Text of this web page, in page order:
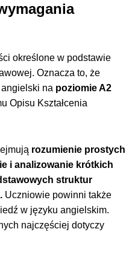
określone w podstawie
Oznacza to, że
na poziomie A2
Opisu Kształcenia
rozumienie prostych
i analizowanie krótkich
struktur
Uczniowie powinnitakże
w języku angielskim.
najczęściej dotyczy